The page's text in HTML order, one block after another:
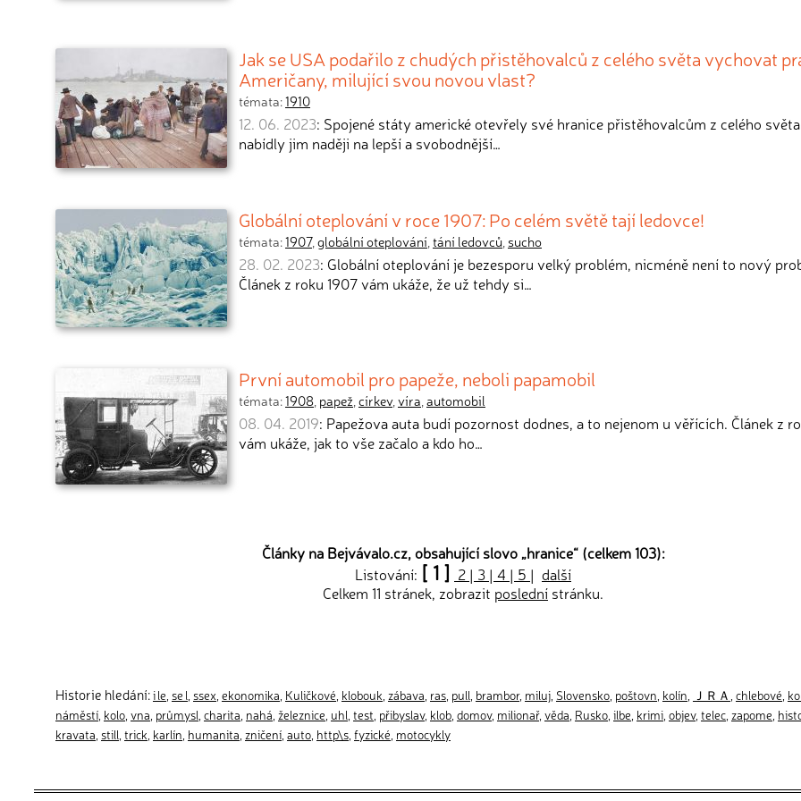
Jak se USA podařilo z chudých přistěhovalců z celého světa vychovat
Američany, milující svou novou vlast?
témata:1910
12. 06. 2023: Spojené státy americké otevřely své hranice přistěhovalcům z celého
nabídly jim naději na lepší a svobodnější…
Globální oteplování v roce 1907: Po celém světě tají ledovce!
témata:1907,globální oteplování,tání ledovců, sucho
28. 02. 2023: Globální oteplování je bezesporu velký problém, nicméně není to nový
Článek z roku 1907 vám ukáže, že už tehdy si…
První automobil pro papeže, neboli papamobil
témata:1908, papež,církev,víra,automobil
08. 04. 2019: Papežova auta budí pozornost dodnes, a to nejenom u věřících. Článek z
vám ukáže, jak to vše začalo a kdo ho…
Články na Bejvávalo.cz, obsahující slovo „hranice“ (celkem 103):
Listování: [ 1 ] 2 | 3 | 4 | 5 | další
Celkem 11 stránek, zobrazit poslední stránku.
Historie hledání:i le se l ssex ekonomika Kuličkové klobouk zábava ras pull brambor, miluj Slovensko poštovn kolín ＪＲＡ chlebové
náměstí kolo vna průmysl charita nahá železnice uhl test přibyslav, klob domov, milionař, věda Rusko ilbe krimi objev, telec zapome
kravata still trick karlín humanita zničení auto http\s fyzické motocykly